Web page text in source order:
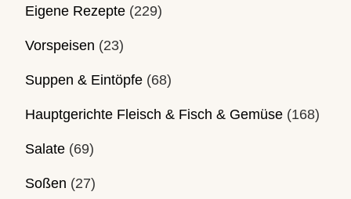
Eigene Rezepte (229)
Vorspeisen (23)
Suppen & Eintöpfe (68)
Hauptgerichte Fleisch & Fisch & Gemüse (168)
Salate (69)
Soßen (27)